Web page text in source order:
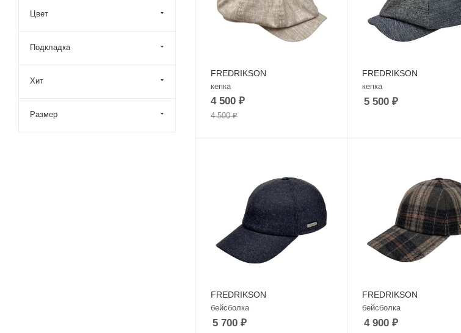
FREDRIKSON
кепка
4 500 ₽
4 500₽
FREDRIKSON
кепка
5 500 ₽
FREDRIKSON
бейсболка
5 700 ₽
FREDRIKSON
бейсболка
4 900 ₽
Цвет
Подкладка
Хит
Размер